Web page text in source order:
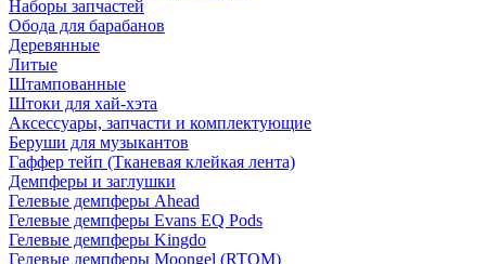
Наборы запчастей
Обода для барабанов
Деревянные
Литые
Штампованные
Штоки для хай-хэта
Аксессуары, запчасти и комплектующие
Беруши для музыкантов
Гаффер тейп (Тканевая клейкая лента)
Демпферы и заглушки
Гелевые демпферы Ahead
Гелевые демпферы Evans EQ Pods
Гелевые демпферы Kingdo
Гелевые демпферы Moongel (RTOM)